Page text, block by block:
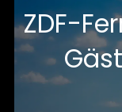
ZDF-